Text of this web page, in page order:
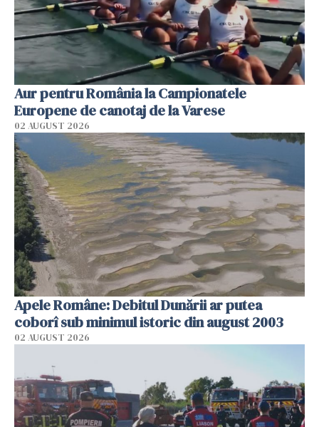
Aur pentru România la Campionatele
Europene de canotaj de la Varese
02 AUGUST 2026
Apele Române: Debitul Dunării ar putea
coborî sub minimul istoric din august 2003
02 AUGUST 2026